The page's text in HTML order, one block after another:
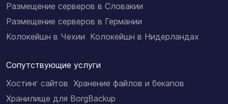
Размещение серверов в Словакии
Размещение серверов в Германии
Колокейшн в Чехии Колокейшн в Нидерландах
Сопутствующие услуги
Хостинг сайтов Хранение файлов и бекапов
Хранилище для BorgBackup